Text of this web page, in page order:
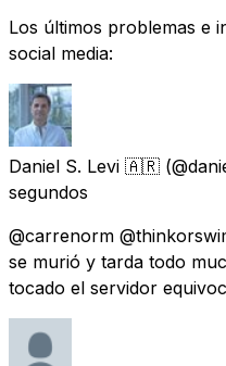
Los últimos problemas e
social media:
Daniel S. Levi 🇦🇷
segundos
@carrenorm
se murió y tarda todo
tocado el servidor